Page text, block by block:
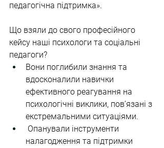
педагогічна підтримка».
Що взяли до свого професійного
кейсу наші психологи та соціальні
педагоги?
Вони поглибили знання та
вдосконалили навички
ефективного реагування на
психологічні виклики, пов’язані з
екстремальними ситуаціями.
Опанували інструменти
налагодження та підтримки